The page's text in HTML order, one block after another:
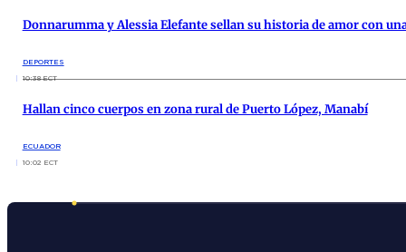
Donnarumma y Alessia Elefante sellan su historia de amor con
DEPORTES
10:38 ECT
Hallan cinco cuerpos en zona rural de Puerto López, Manabí
ECUADOR
10:02 ECT